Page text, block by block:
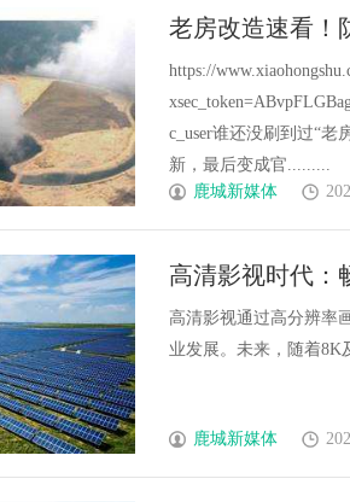
老房改造速看！
https://
c_user谁还没刷到过“
新，最后变成官.........
鹿城新媒体
高清影视时代：
高清影视通过高分辨率
业发展。未来，随着8K
鹿城新媒体